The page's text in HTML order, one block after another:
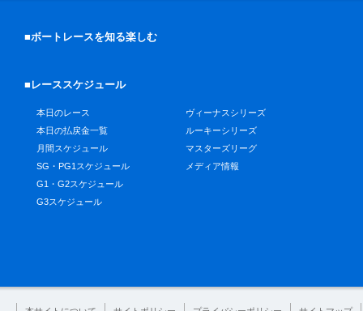
■ボートレースを知る楽しむ
■レーススケジュール
本日のレース
本日の払戻金一覧
月間スケジュール
SG・PG1スケジュール
G1・G2スケジュール
G3スケジュール
ヴィーナスシリーズ
ルーキーシリーズ
マスターズリーグ
メディア情報